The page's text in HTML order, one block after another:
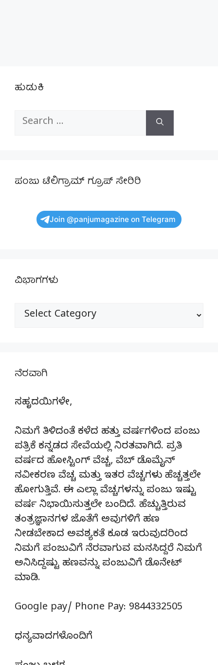
ಹುಡುಕಿ
Search
ಪಂಜು ಟೆಲಿಗ್ರಾಮ್ ಗ್ರೂಪ್ ಸೇರಿರಿ
Join @panjumagazine on Telegram
ವಿಭಾಗಗಳು
ವಿಭಾಗಗಳು
ನೆರವಾಗಿ
ಸಹೃದಯಿಗಳೇ,
ನಿಮಗೆ ತಿಳಿದಂತೆ ಕಳೆದ ಹತ್ತು ವರ್ಷಗಳಿಂದ ಪಂಜು
ಪತ್ರಿಕೆ ಕನ್ನಡದ ಸೇವೆಯಲ್ಲಿ ನಿರತವಾಗಿದೆ. ಪ್ರತಿ
ವರ್ಷದ ಹೋಸ್ಟಿಂಗ್‌ ವೆಚ್ಚ, ವೆಬ್‌ ಡೊಮೈನ್‌
ನವೀಕರಣ ವೆಚ್ಚ ಮತ್ತು ಇತರ ವೆಚ್ಚಗಳು ಹೆಚ್ಚತ್ತಲೇ
ಹೋಗುತ್ತಿವೆ. ಈ ಎಲ್ಲಾ ವೆಚ್ಚಗಳನ್ನು ಪಂಜು ಇಷ್ಟು
ವರ್ಷ ನಿಭಾಯಿಸುತ್ತಲೇ ಬಂದಿದೆ. ಹೆಚ್ಚುತ್ತಿರುವ
ತಂತ್ರಜ್ಞಾನಗಳ ಜೊತೆಗೆ ಅವುಗಳಿಗೆ ಹಣ
ನೀಡಬೇಕಾದ ಅವಶ್ಯಕತೆ ಕೂಡ ಇರುವುದರಿಂದ
ನಿಮಗೆ ಪಂಜುವಿಗೆ ನೆರವಾಗುವ ಮನಸಿದ್ದರೆ ನಿಮಗೆ
ಅನಿಸಿದ್ದಷ್ಟು ಹಣವನ್ನು ಪಂಜುವಿಗೆ ಡೊನೇಟ್‌
ಮಾಡಿ.
Google pay/ Phone Pay: 9844332505
ಧನ್ಯವಾದಗಳೊಂದಿಗೆ